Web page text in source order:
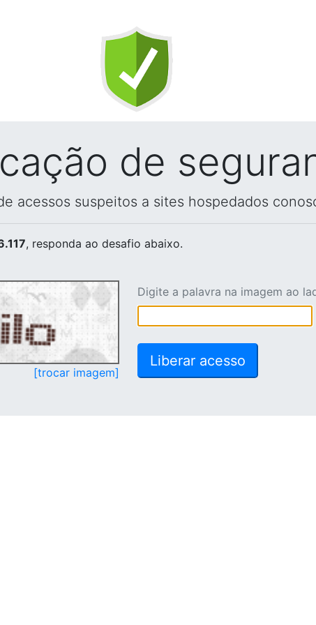
de
acessos suspeitos a sites hospedados
, responda ao desafio abaixo.
[trocar imagem]
Digite a palavra na imagem ao